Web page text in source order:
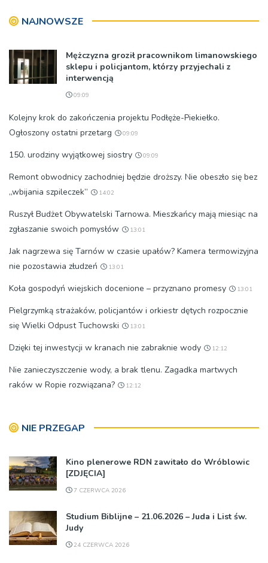
NAJNOWSZE
Mężczyzna groził pracownikom limanowskiego
sklepu i policjantom, którzy przyjechali z
interwencją
09:09
Kolejny krok do zakończenia projektu Podłęże-Piekiełko.
Ogłoszony ostatni przetarg
09:09
150. urodziny wyjątkowej siostry 09:09
Remont obwodnicy zachodniej będzie droższy. Nie obeszło się bez
„wbijania szpileczek”
14:02
Ruszył Budżet Obywatelski Tarnowa. Mieszkańcy mają miesiąc na
zgłaszanie swoich pomysłów
13:01
Jak nagrzewa się Tarnów w czasie upałów? Kamera termowizyjna
nie pozostawia złudzeń
13:01
Koła gospodyń wiejskich docenione – przyznano promesy 13:01
Pielgrzymką strażaków, policjantów i orkiestr dętych rozpocznie
się Wielki Odpust Tuchowski
13:01
Dzięki tej inwestycji w kranach nie zabraknie wody 12:12
Nie zanieczyszczenie wody, a brak tlenu. Zagadka martwych
raków w Ropie rozwiązana?
12:12
NIE PRZEGAP
Kino plenerowe RDN zawitało do Wróblowic
[ZDJĘCIA]
7 CZERWCA 2026
Studium Biblijne – 21.06.2026 – Juda i List św.
Judy
24 CZERWCA 2026